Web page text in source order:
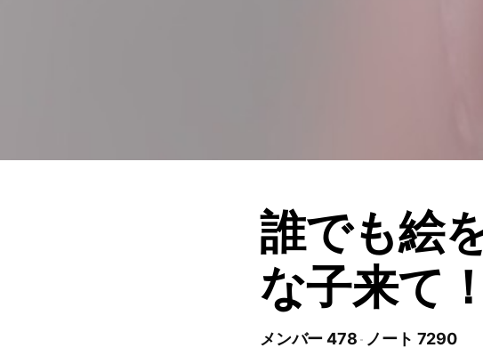
誰でも絵
な子来て
メンバー 478
ノート 7290